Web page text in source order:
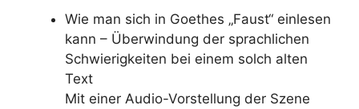
Wie man sich in Goethes „Faust“ einlesen
kann – Überwindung der sprachlichen
Schwierigkeiten bei einem solch alten
Text
Mit einer Audio-Vorstellung der Szene